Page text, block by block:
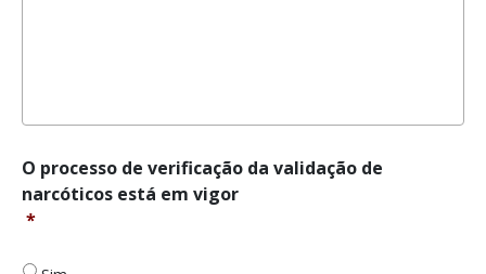
O
processo
de
O processo de verificação da validação de
narcóticos está em vigor
*